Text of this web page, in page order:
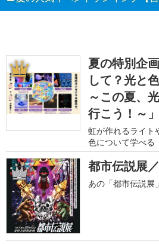
1
夏の特別企
して？光と
～この夏、
行こう！～
虹が作れるライト
色について学べる
2 都市伝説展
あの「都市伝説展